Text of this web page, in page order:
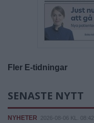
Fler E-tidningar
SENASTE NYTT
NYHETER 2026-08-06 KL. 08:42